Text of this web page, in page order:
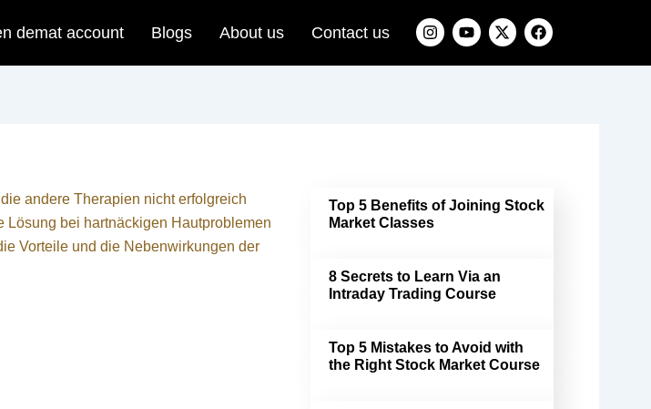
demat account Blogs About us Contact us
I
n
t
Y
o
t
X
-
w
F
a
e
andere Therapien nicht erfolgreich
Lösung bei hartnäckigen Hautproblemen
Vorteile und die Nebenwirkungen der
Top 5 Benefits of Joining Stock
Market Classes
8 Secrets to Learn Via an
Intraday Trading Course
Top 5 Mistakes to Avoid with
the Right Stock Market Course